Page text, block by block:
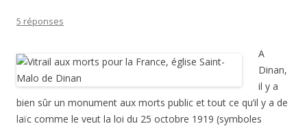
5 réponses
A
Dinan,
il y a
bien sûr un monument aux morts public et tout ce qu’il y a de
laïc comme le veut la loi du 25 octobre 1919 (symboles